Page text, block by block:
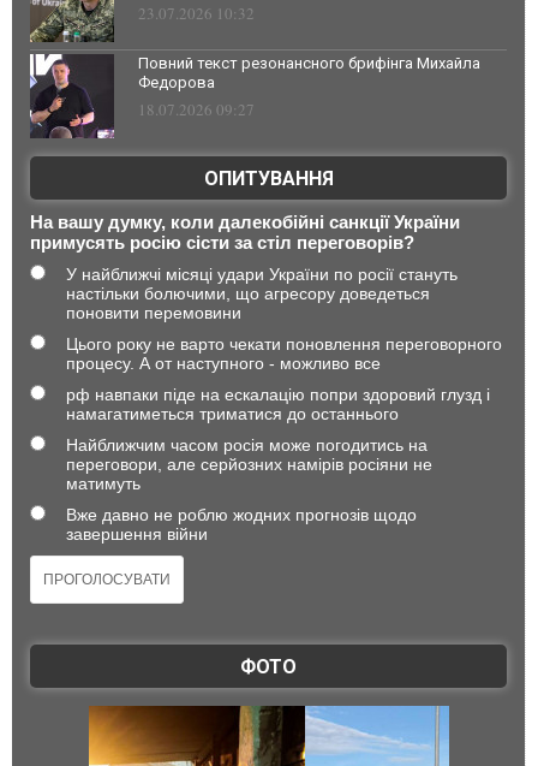
23.07.2026 10:32
Повний текст резонансного брифінга Михайла
Федорова
18.07.2026 09:27
ОПИТУВАННЯ
На вашу думку, коли далекобійні санкції України
примусять росію сісти за стіл переговорів?
У найближчі місяці удари України по росії стануть
настільки болючими, що агресору доведеться
поновити перемовини
Цього року не варто чекати поновлення переговорного
процесу. А от наступного - можливо все
рф навпаки піде на ескалацію попри здоровий глузд і
намагатиметься триматися до останнього
Найближчим часом росія може погодитись на
переговори, але серйозних намірів росіяни не
матимуть
Вже давно не роблю жодних прогнозів щодо
завершення війни
ФОТО